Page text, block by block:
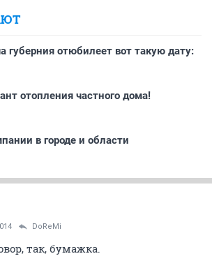
отюбилеет вот такую дату:
отопления частного дома!
в городе и области
DoReMi
так, бумажка.